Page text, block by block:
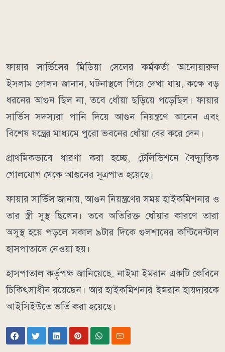
ফায়ার সার্ভিসের মিডিয়া সেলের কর্মকর্তা আনোয়ারুল
ইসলাম দোলন জানান, ঘটনাস্থলে গিয়ে দেখা যায়, কক্ষে বড়
ধরনের আগুন ছিল না, তবে ধোঁয়া ছড়িয়ে পড়েছিল। ফায়ার
সার্ভিস সদস্যরা পানি দিয়ে আগুন নিয়ন্ত্রণে আনেন এবং
বিশেষ যন্ত্রের মাধ্যমে পুরো ভবনের ধোঁয়া বের করে দেন।
প্রাথমিকভাবে ধারণা করা হচ্ছে, টেলিভিশনে বৈদ্যুতিক
গোলযোগ থেকে আগুনের সূত্রপাত হয়েছে।
ফায়ার সার্ভিস জানায়, আগুন নিয়ন্ত্রণের সময় হাইকমিশনার ও
তার স্ত্রী সুস্থ ছিলেন। তবে অতিরিক্ত ধোঁয়ার কারণে তারা
অসুস্থ হয়ে পড়লে সকাল ৯টার দিকে গুলশানের কন্টিনেন্টাল
হাসপাতালে নেওয়া হয়।
হাসপাতাল কর্তৃপক্ষ জানিয়েছে, নাইমা ইমরান একটি কেবিনে
চিকিৎসাধীন রয়েছেন। আর হাইকমিশনার ইমরান হায়দারকে
আইসিইউতে ভর্তি করা হয়েছে।